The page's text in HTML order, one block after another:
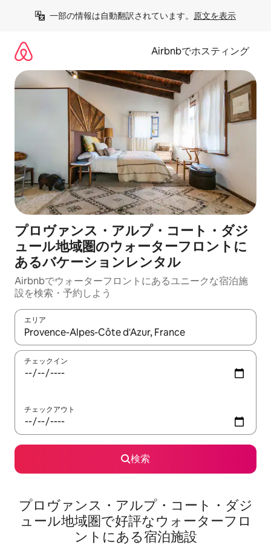
一部の情報は自動翻訳されています。 原文を表示
Airbnbでホスティング
プロヴァンス・アルプ・コート・ダジ
ュール地域圏のウォーターフロントに
あるバケーションレンタル
Airbnbでウォーターフロントにあるユニークな宿泊施
設を検索・予約しよう
エリア
検索結果が表示されたら、上下の矢印キーを使って移動するか
チェックイン
チェックアウト
検索
プロヴァンス・アルプ・コート・ダジ
ュール地域圏で好評なウォーターフロ
ントにある宿泊施設